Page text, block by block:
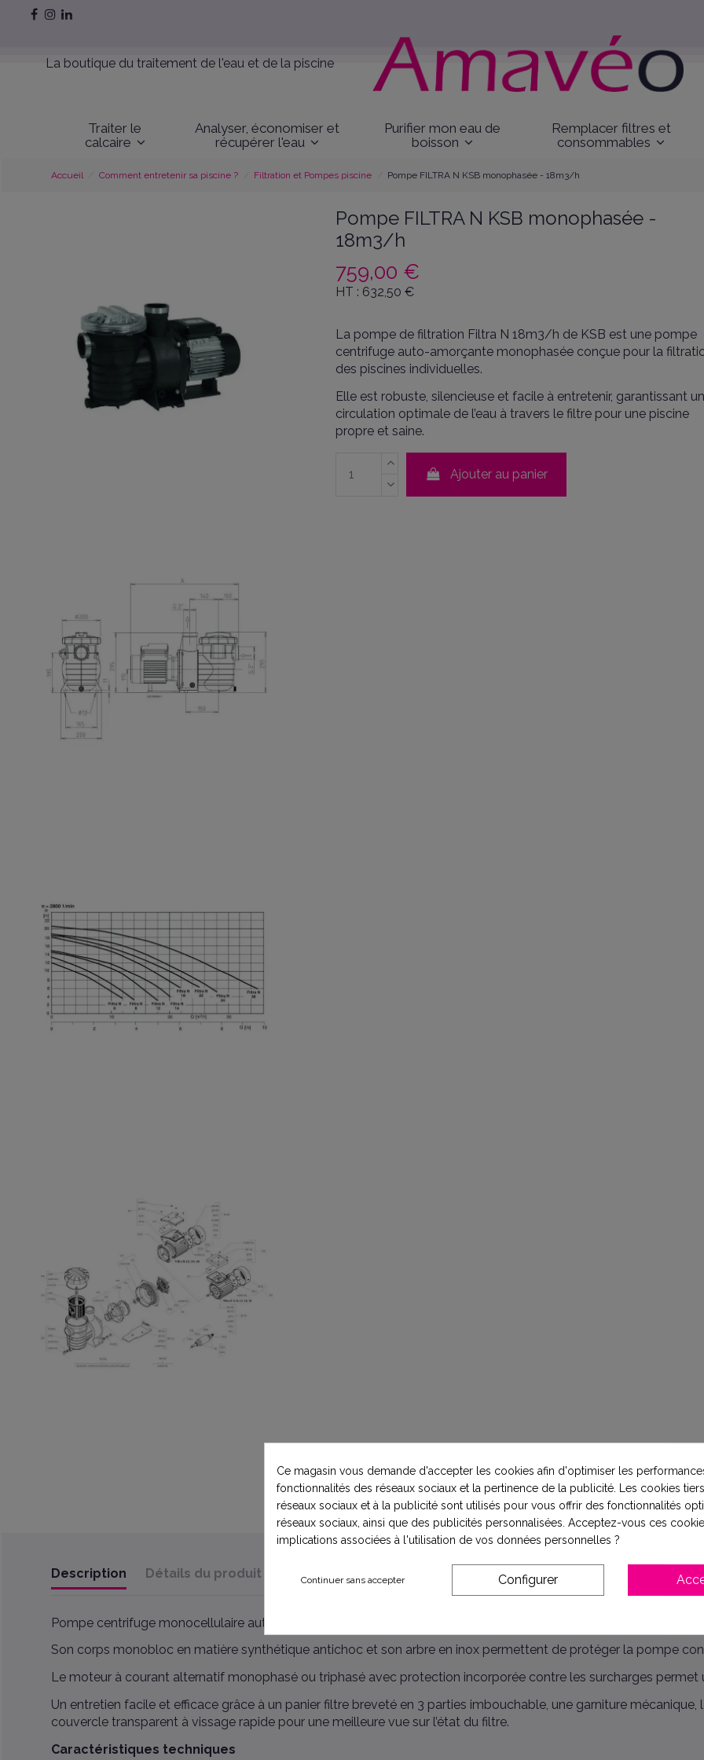
La boutique du traitement de l'eau et de la piscine
Traiter le
calcaire
Analyser, économiser et
récupérer l'eau
Purifier mon eau de
boisson
Remplacer filtres et
consommables
Accueil Comment entretenir sa piscine ? Filtration et Pompes piscine Pompe FILTRA N KSB monophasée - 18m3/h
Pompe FILTRA N KSB monophasée -
18m3/h
759,00 €
HT : 632,50€
La pompe de filtration Filtra N 18m3/h de KSB est une pompe
centrifuge auto-amorçante monophasée conçue pour la
des piscines individuelles.
Elle est robuste, silencieuse et facile à entretenir, garantissant
circulation optimale de l’eau à travers le filtre pour une piscine
propre et saine.
Ajouter au panier
Description Détails du produit
Pompe centrifuge monocellulaire auto-amorçante monobloc, utilisée pour des eaux claires ou légèrement
Son corps monobloc en matière synthétique antichoc et son arbre en inox permettent de protéger la pompe
Le moteur à courant alternatif monophasé ou triphasé avec protection incorporée contre les surcharges permet
Un entretien facile et efficace grâce à un panier filtre breveté en 3 parties imbouchable, une garniture
couvercle transparent à vissage rapide pour une meilleure vue sur l’état du filtre.
Caractéristiques techniques
Ce magasin vous demande d'accepter les cookies afin d'optimiser les
fonctionnalités des réseaux sociaux et la pertinence de la publicité. Les cookies
réseaux sociaux et à la publicité sont utilisés pour vous offrir des fonctionnalités
réseaux sociaux, ainsi que des publicités personnalisées. Acceptez-vous ces
implications associées à l'utilisation de vos données personnelles ?
Continuer sans accepter Configurer